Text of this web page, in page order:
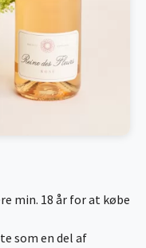
min. 18 år for at købe
som en del af